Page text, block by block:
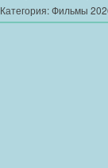
Категория:Фильмы